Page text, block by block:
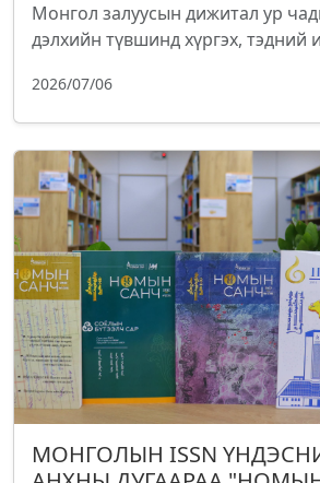
Монгол залуусын дижитал ур
дэлхийн түвшинд хүргэх, тэдний
2026/07/06
МОНГОЛЫН ISSN